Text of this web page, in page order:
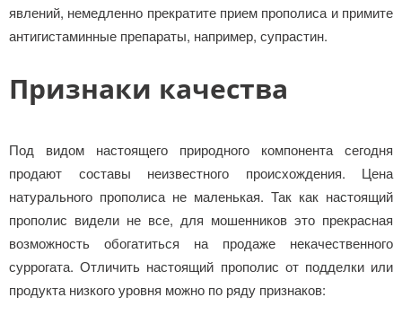
явлений, немедленно прекратите прием прополиса и примите
антигистаминные препараты, например, супрастин.
Признаки качества
Под видом настоящего природного компонента сегодня
продают составы неизвестного происхождения. Цена
натурального прополиса не маленькая. Так как настоящий
прополис видели не все, для мошенников это прекрасная
возможность обогатиться на продаже некачественного
суррогата. Отличить настоящий прополис от подделки или
продукта низкого уровня можно по ряду признаков: